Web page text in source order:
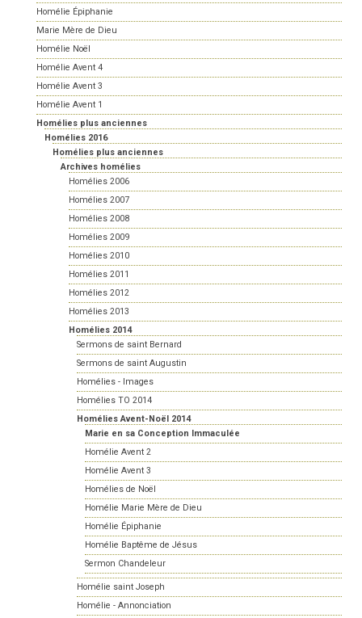
Homélie Épiphanie
Marie Mère de Dieu
Homélie Noël
Homélie Avent 4
Homélie Avent 3
Homélie Avent 1
Homélies plus anciennes
Homélies 2016
Homélies plus anciennes
Archives homélies
Homélies 2006
Homélies 2007
Homélies 2008
Homélies 2009
Homélies 2010
Homélies 2011
Homélies 2012
Homélies 2013
Homélies 2014
Sermons de saint Bernard
Sermons de saint Augustin
Homélies - Images
Homélies TO 2014
Homélies Avent-Noël 2014
Marie en sa Conception Immaculée
Homélie Avent 2
Homélie Avent 3
Homélies de Noël
Homélie Marie Mère de Dieu
Homélie Épiphanie
Homélie Baptême de Jésus
Sermon Chandeleur
Homélie saint Joseph
Homélie - Annonciation